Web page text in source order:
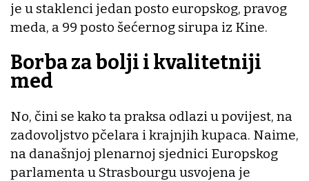
je u staklenci jedan posto europskog, pravog
meda, a 99 posto šećernog sirupa iz Kine.
Borba za bolji i kvalitetniji
med
No, čini se kako ta praksa odlazi u povijest, na
zadovoljstvo pčelara i krajnjih kupaca. Naime,
na današnjoj plenarnoj sjednici Europskog
parlamenta u Strasbourgu usvojena je